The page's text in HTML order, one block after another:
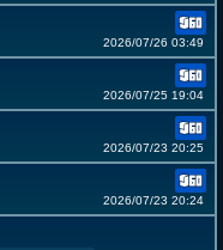
2026/07/26 03:49
2026/07/25 19:04
2026/07/23 20:25
2026/07/23 20:24